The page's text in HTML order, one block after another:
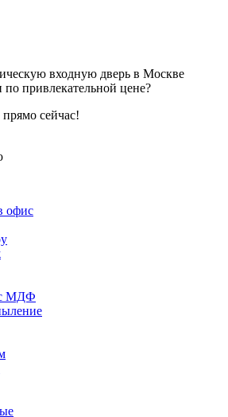
входную дверь в Москве
по привлекательной цене?
сейчас!
офис
с МДФ